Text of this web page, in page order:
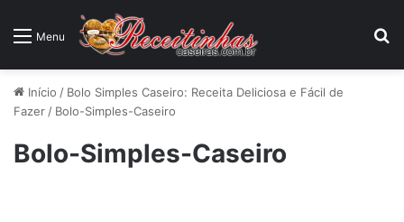
Menu
Início / Bolo Simples Caseiro: Receita Deliciosa e Fácil de
Fazer / Bolo-Simples-Caseiro
Bolo-Simples-Caseiro